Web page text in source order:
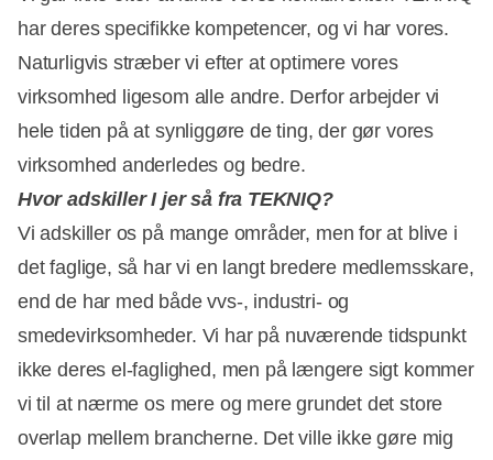
har deres specifikke kompetencer, og vi har vores.
Naturligvis stræber vi efter at optimere vores
virksomhed ligesom alle andre. Derfor arbejder vi
hele tiden på at synliggøre de ting, der gør vores
virksomhed anderledes og bedre.
Hvor adskiller I jer så fra TEKNIQ?
Vi adskiller os på mange områder, men for at blive i
det faglige, så har vi en langt bredere medlemsskare,
end de har med både vvs-, industri- og
smedevirksomheder. Vi har på nuværende tidspunkt
ikke deres el-faglighed, men på længere sigt kommer
vi til at nærme os mere og mere grundet det store
overlap mellem brancherne. Det ville ikke gøre mig